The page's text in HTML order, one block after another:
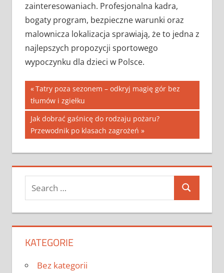
zainteresowaniach. Profesjonalna kadra,
bogaty program, bezpieczne warunki oraz
malownicza lokalizacja sprawiają, że to jedna z
najlepszych propozycji sportowego
wypoczynku dla dzieci w Polsce.
Nawigacja
wpisu
Previous
Post:
Tatry poza sezonem – odkryj magię gór bez
tłumów i zgiełku
Next
Post:
Jak dobrać gaśnicę do rodzaju pożaru?
Przewodnik po klasach zagrożeń
Search
for:
Search
KATEGORIE
Bez kategorii